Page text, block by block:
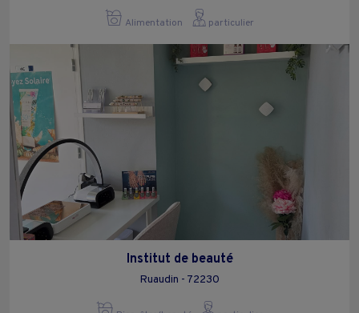
Alimentation particulier
Institut de beauté
Ruaudin - 72230